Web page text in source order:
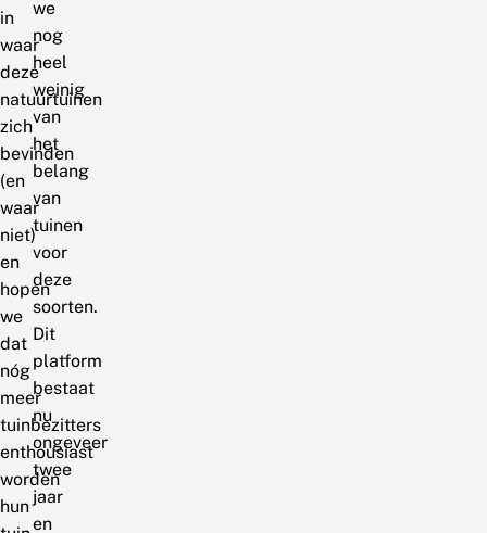
in
waar
deze
natuurtuinen
zich
bevinden
(en
waar
niet)
en
hopen
we
dat
nóg
meer
tuinbezitters
enthousiast
worden
hun
we
nog
heel
weinig
van
het
belang
van
tuinen
voor
deze
soorten.
Dit
platform
bestaat
nu
ongeveer
twee
jaar
en